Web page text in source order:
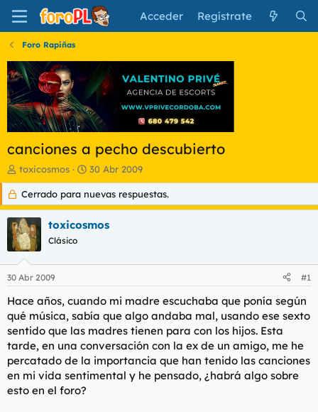
Acceder Regístrate
Foro Rapiñas
canciones a pecho descubierto
I
n
c
i
a
d
o
d
t
e
m
a
toxicosmos
F
e
c
h
d
i
o
30 Abr 2009
Cerrado para nuevas respuestas.
toxicosmos
Clásico
30 Abr 2009 #1
Hace años, cuando mi madre escuchaba que ponía según
qué música, sabía que algo andaba mal, usando ese sexto
sentido que las madres tienen para con los hijos. Esta
tarde, en una conversación con la ex de un amigo, me he
percatado de la importancia que han tenido las canciones
en mi vida sentimental y he pensado, ¿habrá algo sobre
esto en el foro?